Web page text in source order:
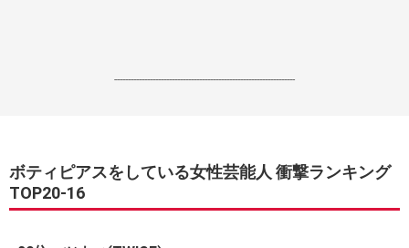
------------------------------------------------------------------
ボティピアスをしている女性芸能人 衝撃ランキング
TOP20-16